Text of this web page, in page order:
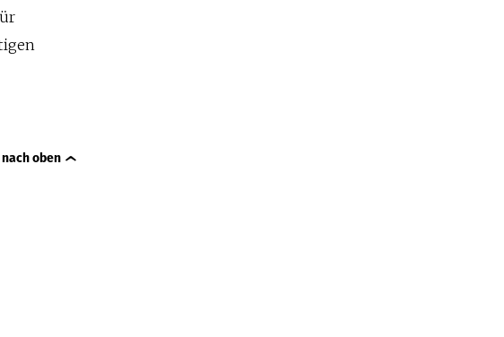
nach oben